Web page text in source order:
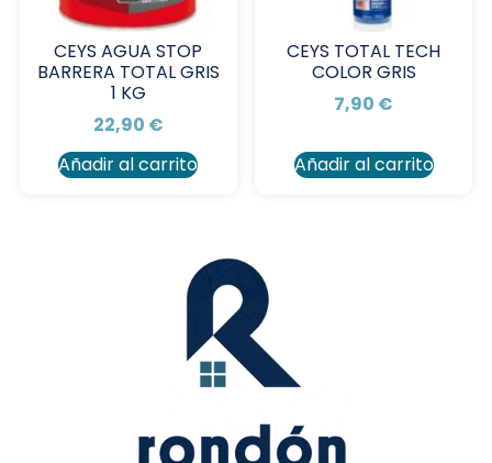
CEYS AGUA STOP
BARRERA TOTAL GRIS
1 KG
22,90 €
Añadir al carrito
CEYS TOTAL TECH
COLOR GRIS
7,90 €
Añadir al carrito